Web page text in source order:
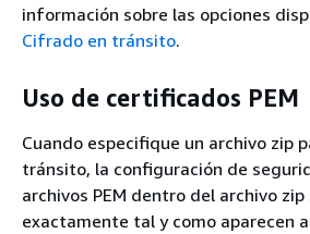
información sobre las opciones
Cifrado en tránsito.
Uso de certificados PEM
Cuando especifique un archivo zip
tránsito, la configuración de
archivos PEM dentro del archivo zip
exactamente tal y como aparecen